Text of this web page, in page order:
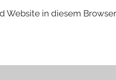
Website in diesem